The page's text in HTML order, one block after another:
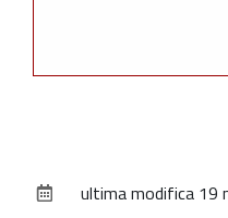
documentoultima modifica 19